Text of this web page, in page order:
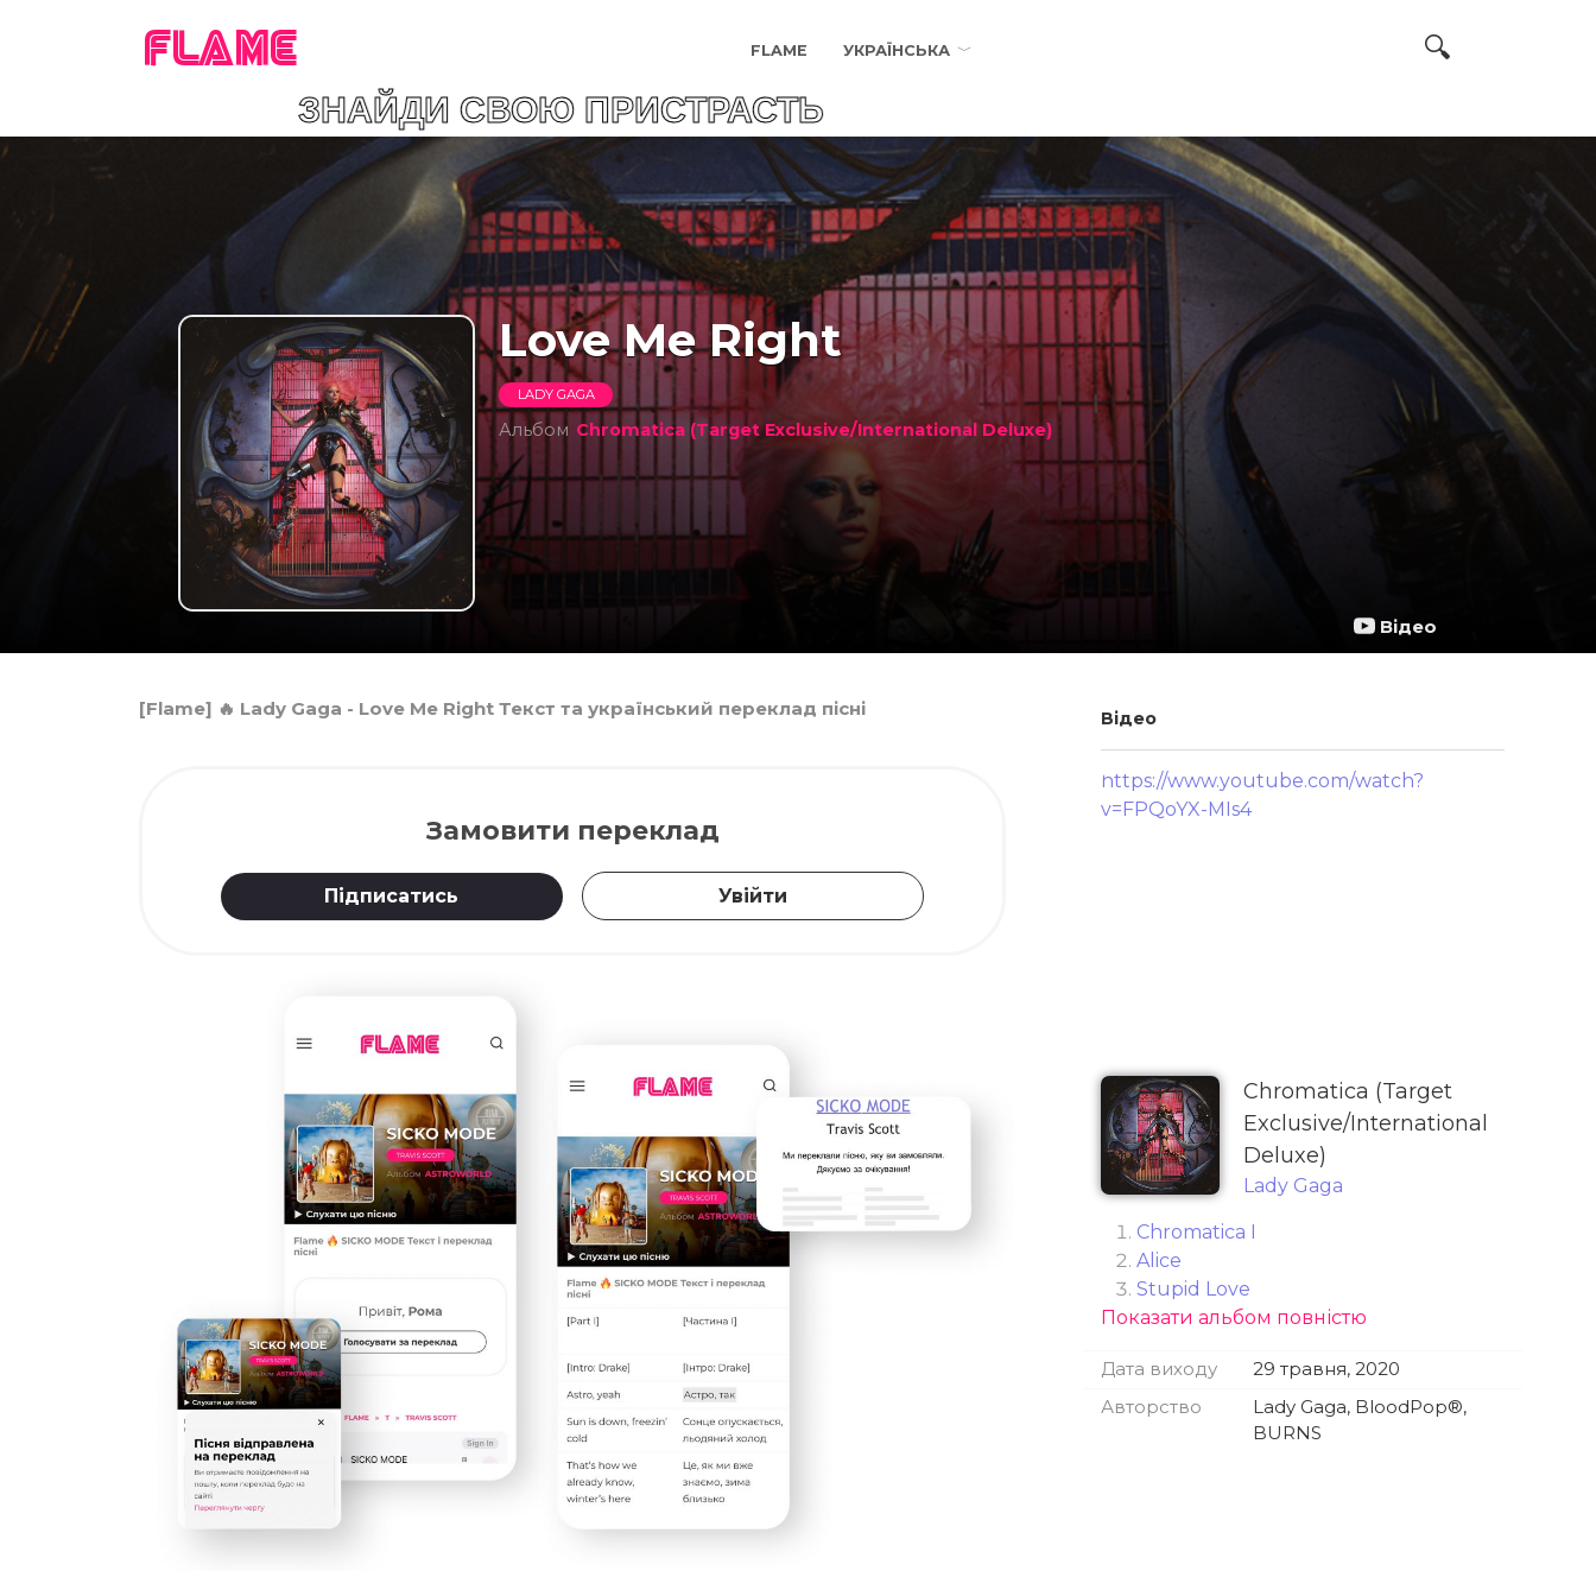
FLAME FLAME УКРАЇНСЬКА
ЗНАЙДИ СВОЮ ПРИСТРАСТЬ
Love Me Right
LADY GAGA
Альбом Chromatica (Target Exclusive/International Deluxe)
Відео
[Flame] 🔥 Lady Gaga - Love Me Right Текст та український переклад пісні
Замовити переклад
Підписатись Увійти
Відео
https://www.youtube.com/watch?
v=FPQoYX-MIs4
Chromatica (Target
Exclusive/International
Deluxe)
Lady Gaga
Chromatica I
Alice
Stupid Love
Rain On Me by Lady Gaga & Ariana
Free Woman
Fun Tonight
Chromatica ll
Показати альбом повністю
Дата виходу
29 травня, 2020
Авторство
Lady Gaga, BloodPop®,
BURNS